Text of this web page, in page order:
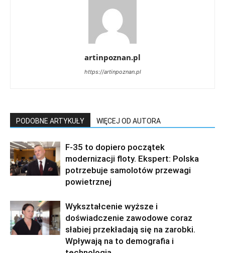
artinpoznan.pl
https://artinpoznan.pl
PODOBNE ARTYKUŁY WIĘCEJ OD AUTORA
F-35 to dopiero początek
modernizacji floty. Ekspert: Polska
potrzebuje samolotów przewagi
powietrznej
Wykształcenie wyższe i
doświadczenie zawodowe coraz
słabiej przekładają się na zarobki.
Wpływają na to demografia i